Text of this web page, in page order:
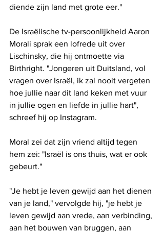
diende zijn land met grote eer."
De Israëlische tv-persoonlijkheid Aaron
Morali sprak een lofrede uit over
Lischinsky, die hij ontmoette via
Birthright. "Jongeren uit Duitsland, vol
vragen over Israël, ik zal nooit vergeten
hoe jullie naar dit land keken met vuur
in jullie ogen en liefde in jullie hart",
schreef hij op Instagram.
Moral zei dat zijn vriend altijd tegen
hem zei: "Israël is ons thuis, wat er ook
gebeurt."
"Je hebt je leven gewijd aan het dienen
van je land," vervolgde hij, "je hebt je
leven gewijd aan vrede, aan verbinding,
aan het bouwen van bruggen, aan